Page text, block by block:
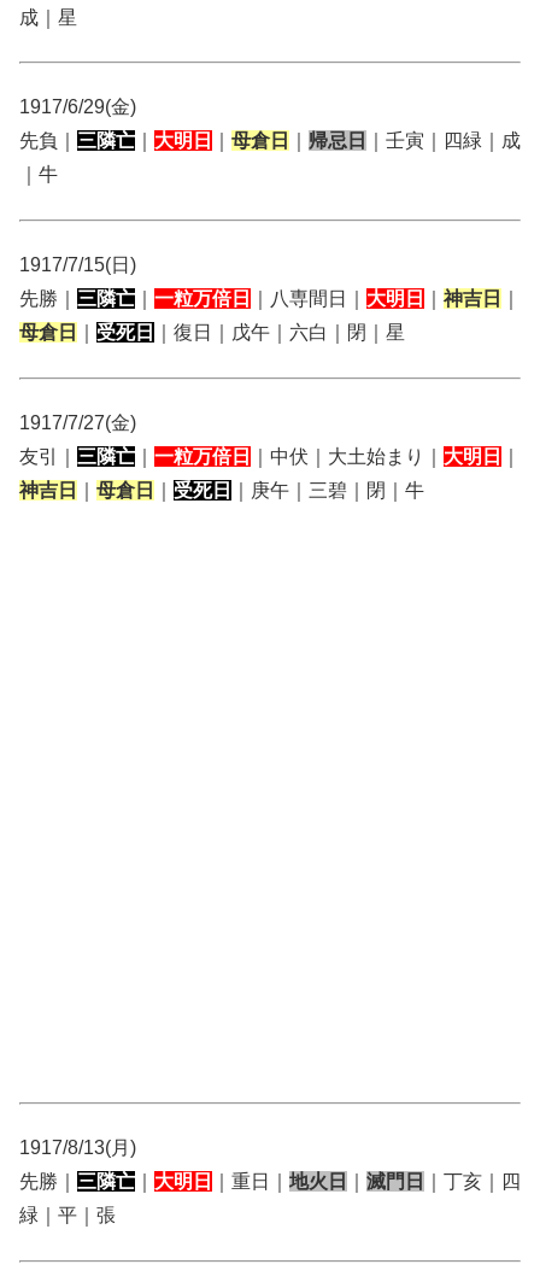
成｜星
1917/6/29(金)
先負｜ 三隣亡 大明日 母倉日 帰忌日
｜壬寅｜四緑｜成
｜牛
1917/7/15(日)
先勝｜ 三隣亡 一粒万倍日 ｜八専間日｜ 大明日 神吉日
母倉日
受死日 ｜復日｜戊午｜六白｜閉｜星
1917/7/27(金)
友引｜ 三隣亡 一粒万倍日 ｜中伏｜大土始まり｜ 大明日
神吉日
母倉日 受死日 ｜庚午｜三碧｜閉｜牛
1917/8/13(月)
先勝｜ 三隣亡 大明日 ｜重日｜ 地火日 滅門日
｜丁亥｜四
緑｜平｜張